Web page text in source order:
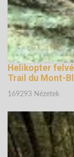
Helikopter
Trail du Mont-
169293 Nézetek